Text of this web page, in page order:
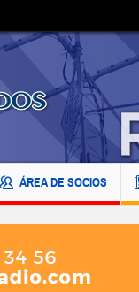
ÁREA DE SOCIOS